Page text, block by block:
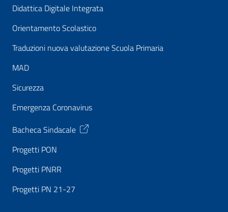
Didattica Digitale Integrata
Orientamento Scolastico
Traduzioni nuova valutazione Scuola Primaria
MAD
Sicurezza
Emergenza Coronavirus
Bacheca Sindacale
Progetti PON
Progetti PNRR
Progetti PN 21-27